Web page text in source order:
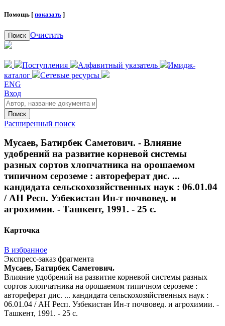
Помощь [ показать ]
Поиск Очистить
Поступления Алфавитный указатель
Имидж-
каталог
Сетевые ресурсы
ENG
Вход
Поиск
Расширенный поиск
Мусаев, Батирбек Саметович. - Влияние
удобрений на развитие корневой системы
разных сортов хлопчатника на орошаемом
типичном сероземе : автореферат дис. ...
кандидата сельскохозяйственных наук : 06.01.04
/ АН Респ. Узбекистан Ин-т почвовед. и
агрохимии. - Ташкент, 1991. - 25 с.
Карточка
В избранное
Экспресс-заказ фрагмента
Мусаев, Батирбек Саметович.
Влияние удобрений на развитие корневой системы разных
сортов хлопчатника на орошаемом типичном сероземе :
автореферат дис. ... кандидата сельскохозяйственных наук :
06.01.04 / АН Респ. Узбекистан Ин-т почвовед. и агрохимии. -
Ташкент, 1991. - 25 с.